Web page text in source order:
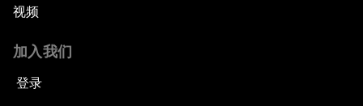
视频
加入我们
登录